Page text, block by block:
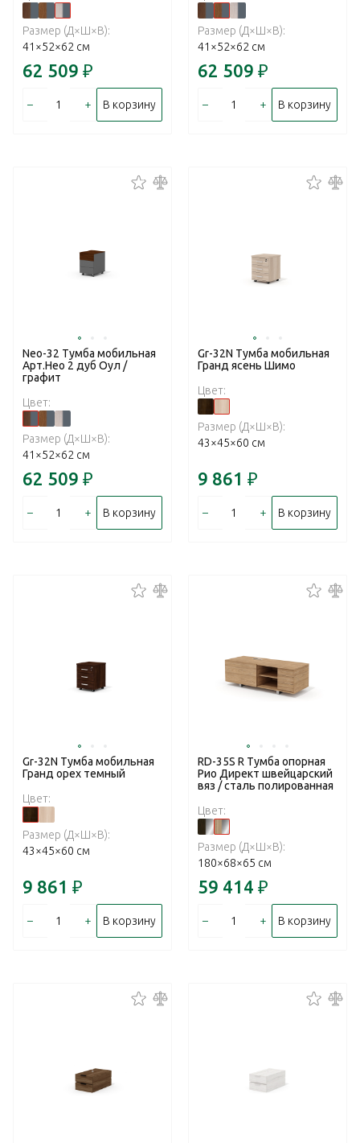
Размер (Д×Ш×В):
41×52×62 см
62 509 ₽
– + В корзину
Размер (Д×Ш×В):
41×52×62 см
62 509 ₽
– + В корзину
Neo-32 Тумба мобильная
Арт.Нео 2 дуб Оул /
графит
Цвет:
Размер (Д×Ш×В):
41×52×62 см
62 509 ₽
– + В корзину
Gr-32N Тумба мобильная
Гранд ясень Шимо
Цвет:
Размер (Д×Ш×В):
43×45×60 см
9 861 ₽
– + В корзину
Gr-32N Тумба мобильная
Гранд орех темный
Цвет:
Размер (Д×Ш×В):
43×45×60 см
9 861 ₽
– + В корзину
RD-35S R Тумба опорная
Рио Директ швейцарский
вяз / сталь полированная
Цвет:
Размер (Д×Ш×В):
180×68×65 см
59 414 ₽
– + В корзину